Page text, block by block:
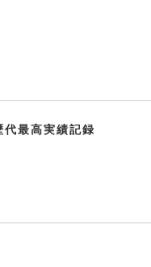
最高実績記録